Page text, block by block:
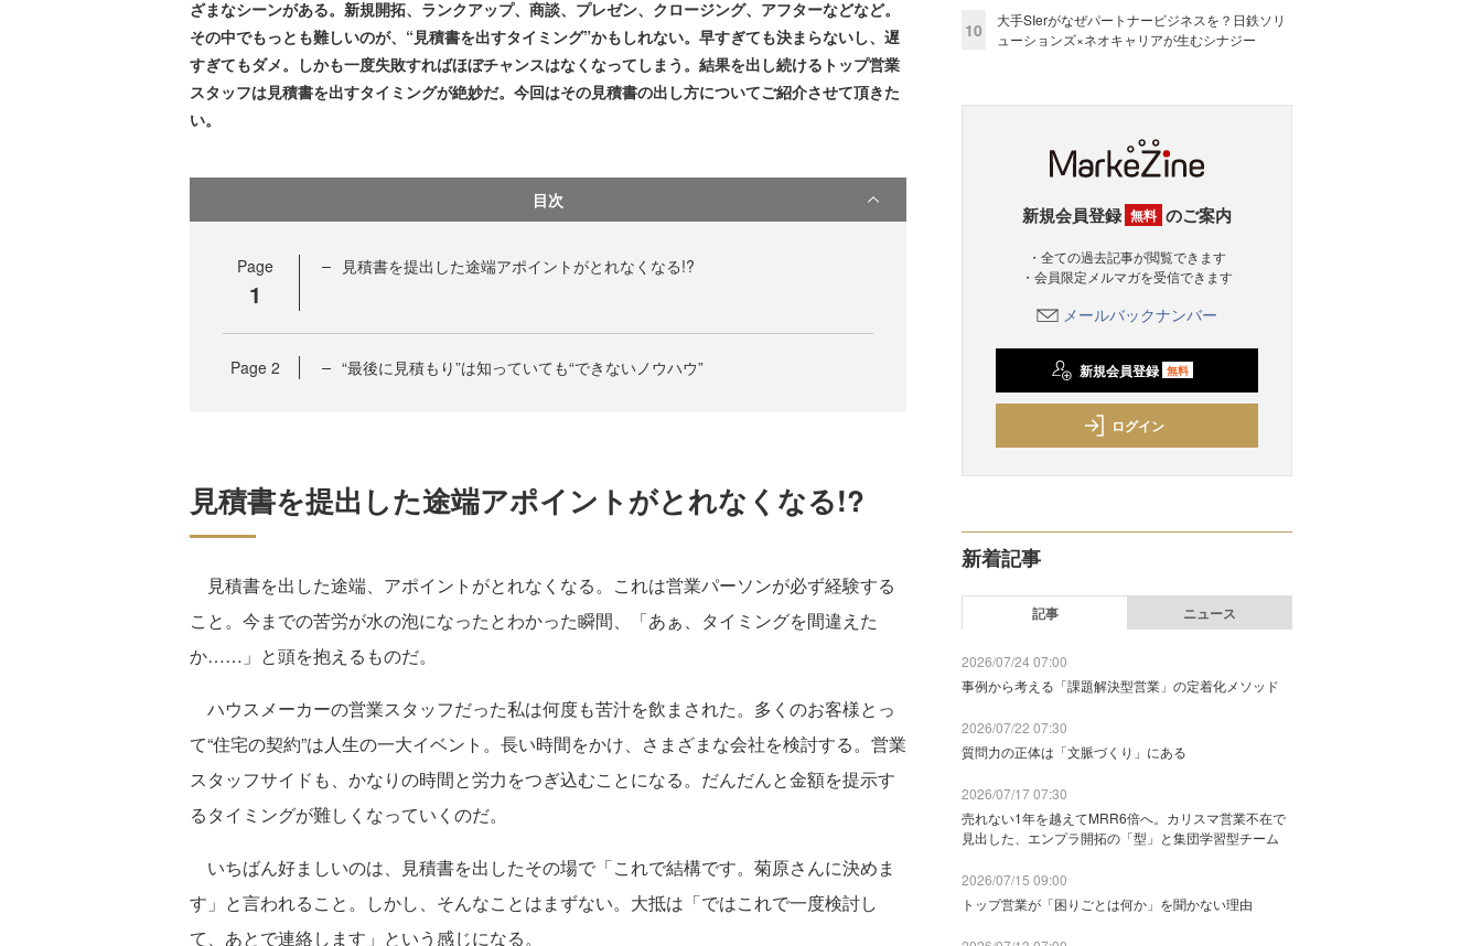
ざまなシーンがある。新規開拓、ランクアップ、商談、プレゼン、クロージング、アフターなどなど。
その中でもっとも難しいのが、“見積書を出すタイミング”かもしれない。早すぎても決まらないし、遅
すぎてもダメ。しかも一度失敗すればほぼチャンスはなくなってしまう。結果を出し続けるトップ営業
スタッフは見積書を出すタイミングが絶妙だ。今回はその見積書の出し方についてご紹介させて頂きた
い。
目次
Page
1
見積書を提出した途端アポイントがとれなくなる!?
Page 2 “最後に見積もり”は知っていても“できないノウハウ”
見積書を提出した途端アポイントがとれなくなる!?
見積書を出した途端、アポイントがとれなくなる。これは営業パーソンが必ず経験する
こと。今までの苦労が水の泡になったとわかった瞬間、「あぁ、タイミングを間違えた
か……」と頭を抱えるものだ。
ハウスメーカーの営業スタッフだった私は何度も苦汁を飲まされた。多くのお客様とっ
て“住宅の契約”は人生の一大イベント。長い時間をかけ、さまざまな会社を検討する。営業
スタッフサイドも、かなりの時間と労力をつぎ込むことになる。だんだんと金額を提示す
るタイミングが難しくなっていくのだ。
いちばん好ましいのは、見積書を出したその場で「これで結構です。菊原さんに決めま
す」と言われること。しかし、そんなことはまずない。大抵は「ではこれで一度検討し
て、あとで連絡します」という感じになる。
10
大手SIerがなぜパートナービジネスを？日鉄ソリ
ューションズ×ネオキャリアが生むシナジー
新規会員登録 無料 のご案内
・全ての過去記事が閲覧できます
・会員限定メルマガを受信できます
メールバックナンバー
新規会員登録 無料
ログイン
新着記事
記事 ニュース
2026/07/24 07:00
事例から考える「課題解決型営業」の定着化メソッド
2026/07/22 07:30
質問力の正体は「文脈づくり」にある
2026/07/17 07:30
売れない1年を越えてMRR6倍へ。カリスマ営業不在で
見出した、エンプラ開拓の「型」と集団学習型チーム
2026/07/15 09:00
トップ営業が「困りごとは何か」を聞かない理由